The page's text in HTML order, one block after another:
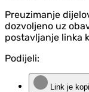
Preuzimanje
dozvoljeno uz
postavljanje linka
Podijeli:
Link je